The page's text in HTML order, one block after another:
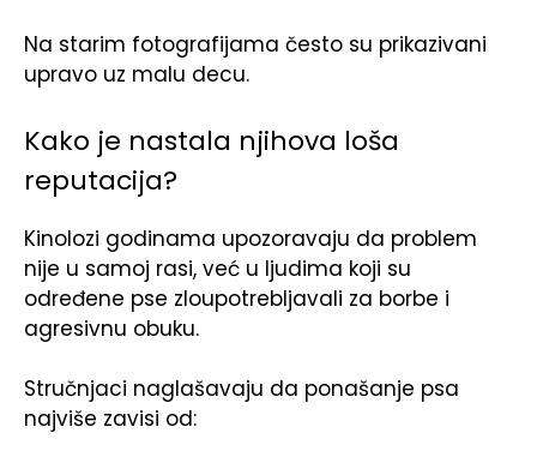
Na starim fotografijama često su prikazivani
upravo uz malu decu.
Kako je nastala njihova loša
reputacija?
Kinolozi godinama upozoravaju da problem
nije u samoj rasi, već u ljudima koji su
određene pse zloupotrebljavali za borbe i
agresivnu obuku.
Stručnjaci naglašavaju da ponašanje psa
najviše zavisi od: